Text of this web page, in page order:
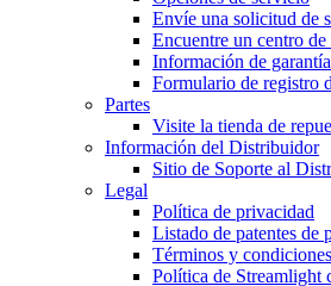
Envíe una solicitud de
Encuentre un centro
Información de garantía
Formulario de registro
Partes
Visite la tienda de
Información del Distribuidor
Sitio de Soporte al
Legal
Política de privacidad
Listado de patentes de
Términos y condiciones
Política de Streamlight